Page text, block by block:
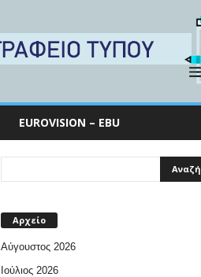
EUROVISION – EBU
Αρχείο
Αύγουστος 2026
Ιούλιος 2026